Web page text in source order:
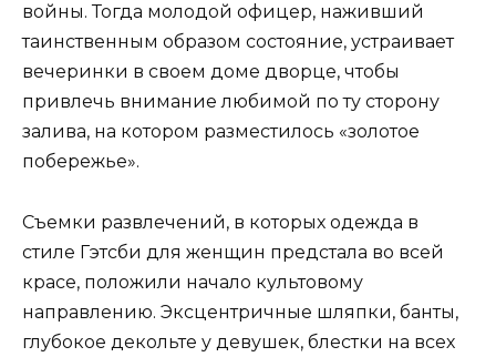
войны. Тогда молодой офицер, наживший
таинственным образом состояние, устраивает
вечеринки в своем доме дворце, чтобы
привлечь внимание любимой по ту сторону
залива, на котором разместилось «золотое
побережье».
Съемки развлечений, в которых одежда в
стиле Гэтсби для женщин предстала во всей
красе, положили начало культовому
направлению. Эксцентричные шляпки, банты,
глубокое декольте у девушек, блестки на всех